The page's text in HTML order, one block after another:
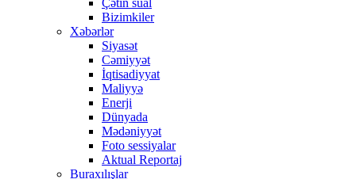
Çətin sual
Bizimkiler
Xəbərlər
Siyasət
Cəmiyyət
İqtisadiyyat
Maliyyə
Enerji
Dünyada
Mədəniyyət
Foto sessiyalar
Aktual Reportaj
Buraxılışlar